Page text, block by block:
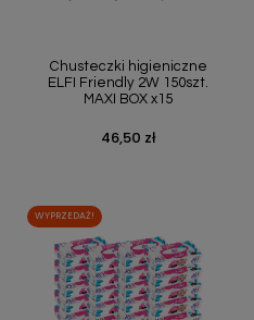
Chusteczki higieniczne
ELFI Friendly 2W 150szt.
MAXI BOX x15
Cena
46,50 zł
WYPRZEDAŻ!